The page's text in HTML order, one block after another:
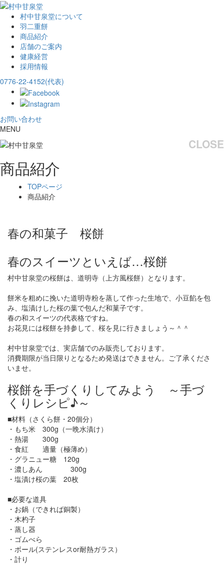
村中甘泉堂について
羽二重餅
商品紹介
店舗のご案内
健康経営
採用情報
0776-22-4152(代表)
お問い合わせ
MENU
CLOSE
商品紹介
TOPページ
商品紹介
春の和菓子 桜餅
春のスイーツといえば…桜餅
村中甘泉堂の桜餅は、道明寺（上方風桜餅）となります。
餅米を粗めに挽いた道明寺粉を蒸して作った生地で、小豆餡を包
み、塩漬けした桜の葉で包んだ和菓子です。
春の和スイーツの代表格ですね。
お花見には桜餅を持参して、桜を見に行きましょう～＾＾
村中甘泉堂では、実店舗でのみ販売しております。
消費期限が当日限りとなるため発送はできません。ご了承くださ
いませ。
桜餅を手づくりしてみよう ～手づ
くりレシピ♪～
■材料（さくら餅・20個分）
・もち米 300g（一晩水漬け）
・熱湯 300g
・食紅 適量（極薄め）
・グラニュー糖 120g
・濃しあん 300g
・塩漬け桜の葉 20枚
■必要な道具
・お鍋（できれば銅製）
・木杓子
・蒸し器
・ゴムべら
・ボール(ステンレスor耐熱ガラス）
・計り